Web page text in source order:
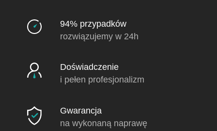
94% przypadków
rozwiązujemy w 24h
Doświadczenie
i pełen profesjonalizm
Gwarancja
na wykonaną naprawę